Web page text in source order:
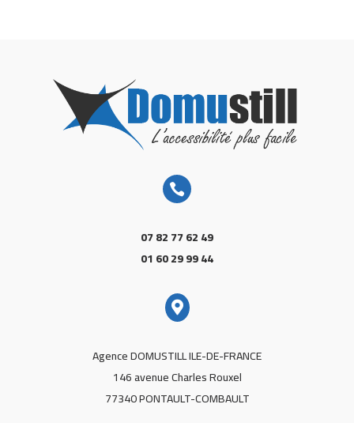

07 82 77 62 49
01 60 29 99 44

Agence DOMUSTILL ILE-DE-FRANCE
146 avenue Charles Rouxel
77340 PONTAULT-COMBAULT